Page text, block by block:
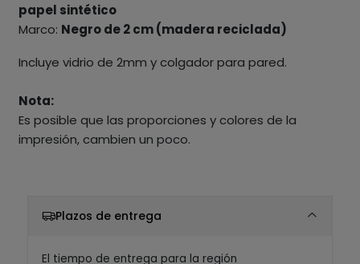
papel sintético
Marco: Negro de 2 cm (madera reciclada)
Incluye vidrio de 2mm y colgador para pared.
Nota:
Es posible que las proporciones y colores de la
impresión, cambien un poco.
Plazos de entrega
El tiempo de entrega para la región